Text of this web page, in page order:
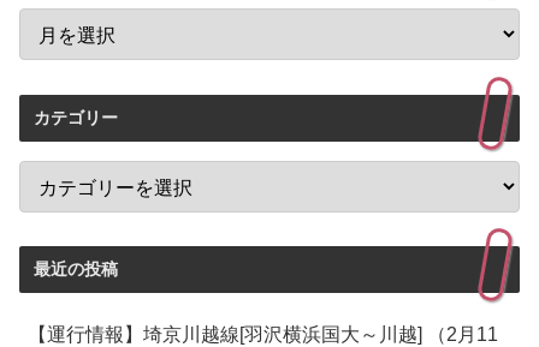
カテゴリー
最近の投稿
【運行情報】埼京川越線[羽沢横浜国大～川越] （2月11